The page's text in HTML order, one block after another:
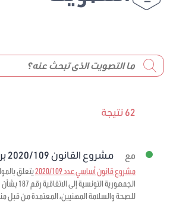
62 نتيجة
مع مشروع القانون 2020/109 برمته
مشروع قانون أساسي عدد 2020/109
يتعلق
الجمهورية
للصحة والسلامة المهنيين، المعتمدة من قبل